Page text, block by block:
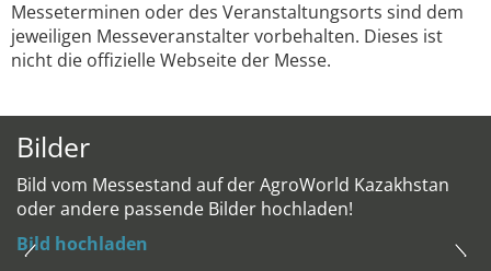
Messeterminen oder des Veranstaltungsorts sind dem
jeweiligen Messeveranstalter vorbehalten. Dieses ist
nicht die offizielle Webseite der Messe.
Bilder
Bild vom Messestand auf der AgroWorld Kazakhstan
oder andere passende Bilder hochladen!
Bild hochladen